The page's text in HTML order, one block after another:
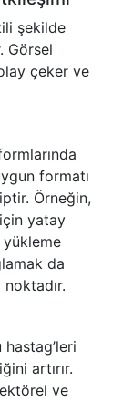
şekilde
Görsel
çeker ve
formatı
Örneğin,
yatay
da
artırır.
ve